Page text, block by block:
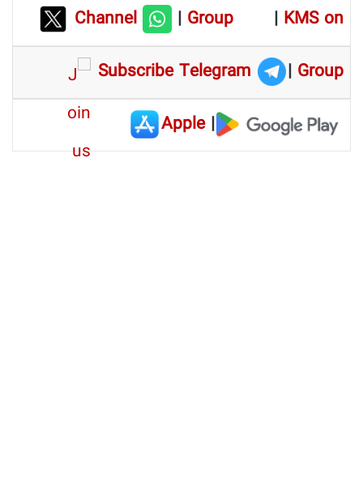
Channel |Group | KMS on
Subscribe Telegram
| Group
|
Apple